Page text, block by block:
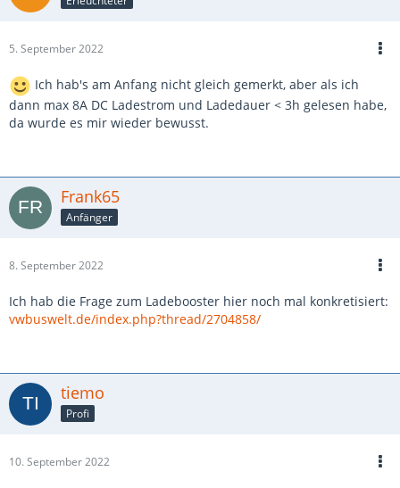
5. September 2022
Ich hab's am Anfang nicht gleich gemerkt, aber als ich
dann max 8A DC Ladestrom und Ladedauer < 3h gelesen habe,
da wurde es mir wieder bewusst.
Frank65
Anfänger
8. September 2022
Ich hab die Frage zum Ladebooster hier noch mal konkretisiert:
vwbuswelt.de/index.php?thread/2704858/
tiemo
Profi
10. September 2022